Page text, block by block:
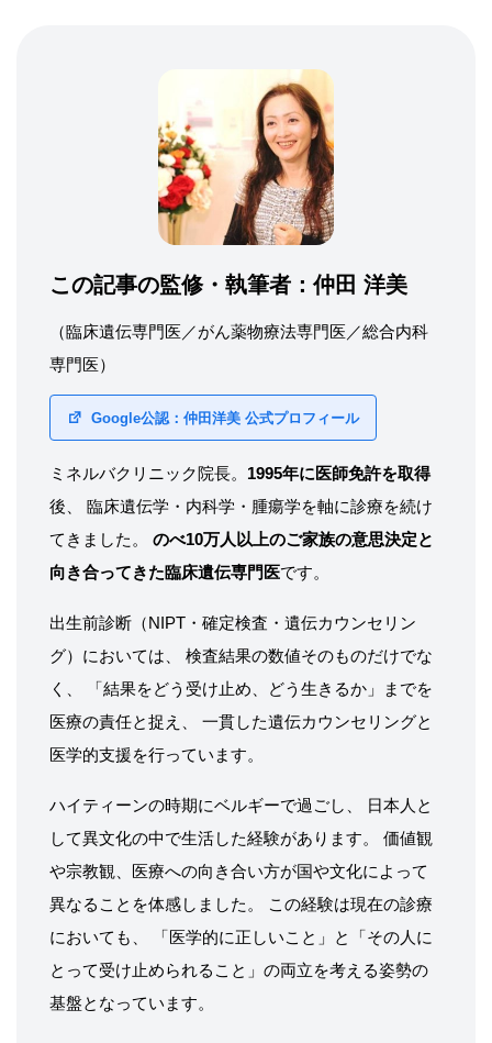
この記事の監修・執筆者：仲田 洋美
（臨床遺伝専門医／がん薬物療法専門医／総合内科
専門医）
Google公認：仲田洋美 公式プロフィール
ミネルバクリニック院長。 1995年に医師免許を取得
後、 臨床遺伝学・内科学・腫瘍学を軸に診療を続け
てきました。 のべ10万人以上のご家族の意思決定と
向き合ってきた臨床遺伝専門医です。
出生前診断（NIPT・確定検査・遺伝カウンセリン
グ）においては、 検査結果の数値そのものだけでな
く、 「結果をどう受け止め、どう生きるか」までを
医療の責任と捉え、 一貫した遺伝カウンセリングと
医学的支援を行っています。
ハイティーンの時期にベルギーで過ごし、 日本人と
して異文化の中で生活した経験があります。 価値観
や宗教観、医療への向き合い方が国や文化によって
異なることを体感しました。 この経験は現在の診療
においても、 「医学的に正しいこと」と「その人に
とって受け止められること」の両立を考える姿勢の
基盤となっています。